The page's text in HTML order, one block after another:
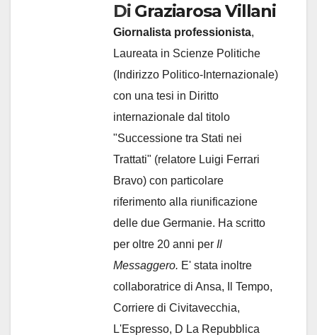
Di Graziarosa Villani
Giornalista professionista,
Laureata in Scienze Politiche
(Indirizzo Politico-Internazionale)
con una tesi in Diritto
internazionale dal titolo
"Successione tra Stati nei
Trattati" (relatore Luigi Ferrari
Bravo) con particolare
riferimento alla riunificazione
delle due Germanie. Ha scritto
per oltre 20 anni per Il
Messaggero. E' stata inoltre
collaboratrice di Ansa, Il Tempo,
Corriere di Civitavecchia,
L'Espresso, D La Repubblica